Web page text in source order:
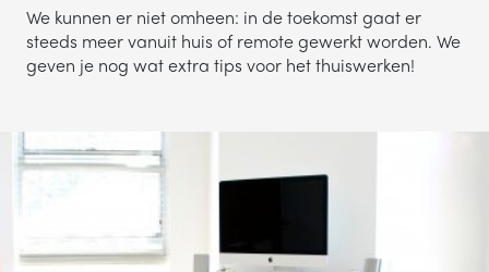
We kunnen er niet omheen: in de toekomst gaat er
steeds meer vanuit huis of remote gewerkt worden. We
geven je nog wat extra tips voor het thuiswerken!
MA DI WO DO VR
Waar gaat je vraag over?